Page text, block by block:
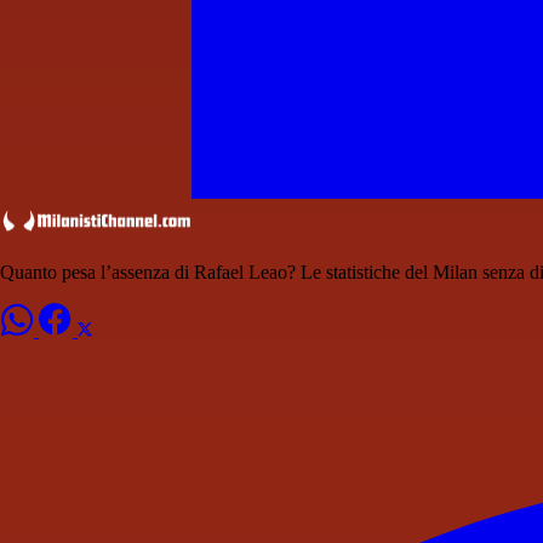
Quanto pesa l’assenza di Rafael Leao? Le statistiche del Milan senza